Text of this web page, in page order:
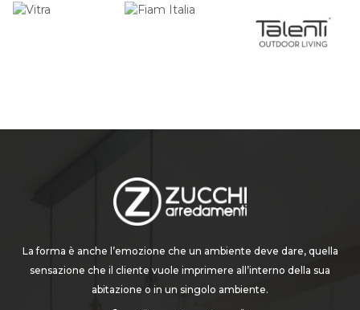
La forma è anche l’emozione che un ambiente deve dare, quella
sensazione che il cliente vuole imprimere all’interno della sua
abitazione o in un singolo ambiente.